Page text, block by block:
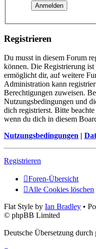
Registrieren
Du musst in diesem Forum
können. Die Registrierung
ermöglicht dir, auf weitere
Administration kann
Berechtigungen zuweisen.
Nutzungsbedingungen und
dich registrierst. Bitte
wenn du dich in diesem
Nutzungsbedingungen |
Registrieren
Foren-Übersicht
Alle Cookies löschen
Flat Style by Ian Bradley •
© phpBB Limited
Deutsche Übersetzung durch